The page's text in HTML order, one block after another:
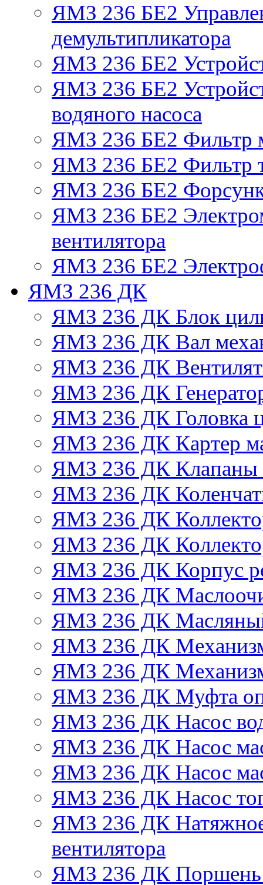
ЯМЗ 236 БЕ2
демультипликатора
ЯМЗ 236 БЕ2
ЯМЗ 236 БЕ2
водяного насоса
ЯМЗ 236 БЕ2 Фильтр
ЯМЗ 236 БЕ2 Фильтр
ЯМЗ 236 БЕ2
ЯМЗ 236 БЕ2
вентилятора
ЯМЗ 236 БЕ2
ЯМЗ 236 ДК
ЯМЗ 236 ДК Блок
ЯМЗ 236 ДК Вал
ЯМЗ 236 ДК
ЯМЗ 236 ДК
ЯМЗ 236 ДК Головка
ЯМЗ 236 ДК Картер
ЯМЗ 236 ДК Клапаны
ЯМЗ 236 ДК
ЯМЗ 236 ДК
ЯМЗ 236 ДК
ЯМЗ 236 ДК Корпус
ЯМЗ 236 ДК
ЯМЗ 236 ДК
ЯМЗ 236 ДК
ЯМЗ 236 ДК
ЯМЗ 236 ДК Муфта
ЯМЗ 236 ДК Насос
ЯМЗ 236 ДК Насос
ЯМЗ 236 ДК Насос
ЯМЗ 236 ДК Насос
ЯМЗ 236 ДК Натяжное
вентилятора
ЯМЗ 236 ДК Поршень